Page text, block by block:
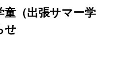
童（出張サマー学
せ